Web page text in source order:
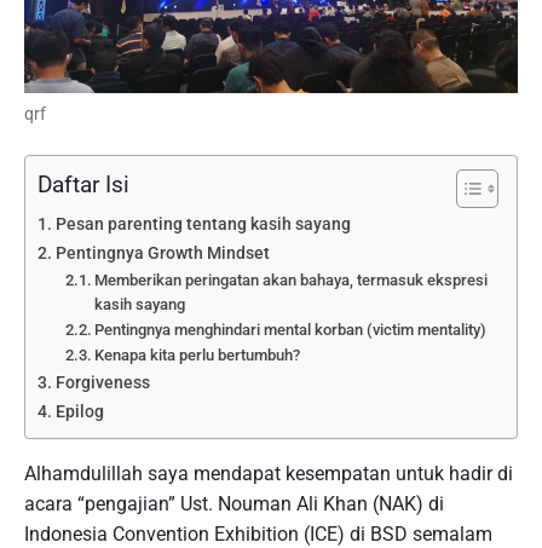
qrf
Daftar Isi
Pesan parenting tentang kasih sayang
Pentingnya Growth Mindset
Memberikan peringatan akan bahaya, termasuk ekspresi
kasih sayang
Pentingnya menghindari mental korban (victim mentality)
Kenapa kita perlu bertumbuh?
Forgiveness
Epilog
Alhamdulillah saya mendapat kesempatan untuk hadir di
acara “pengajian” Ust. Nouman Ali Khan (NAK) di
Indonesia Convention Exhibition (ICE) di BSD semalam